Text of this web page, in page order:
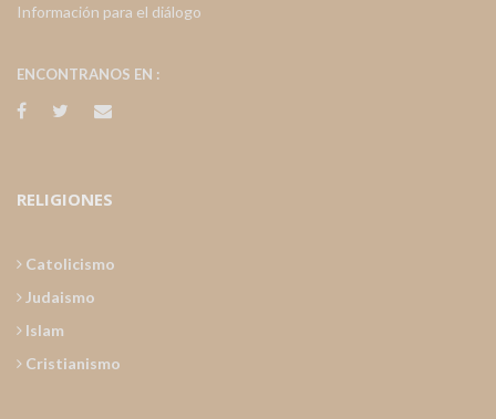
Información para el diálogo
ENCONTRANOS EN :
RELIGIONES
Catolicismo
Judaismo
Islam
Cristianismo